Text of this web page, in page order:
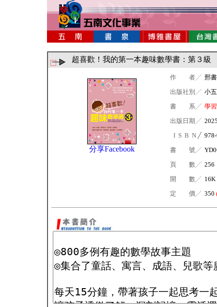
超喜歡！我的第一本趣味數學書：第３級
分享Facebook
作 者╱ 邢
出版社別╱ 小
書 系╱ 學
出版日期╱
I S B N ╱
書 號╱
頁 數╱ 256
開 數╱ 16K
定 價╱ 350